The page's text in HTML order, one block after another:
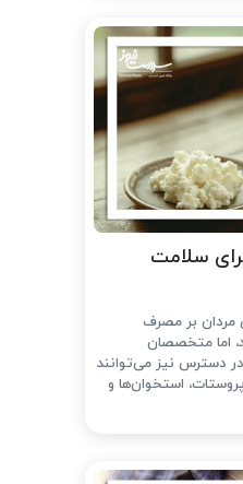
سلامت
مردان بر مصرف
اما متخصصان
دسترس نیز می‌توانند
استخوان‌ها و